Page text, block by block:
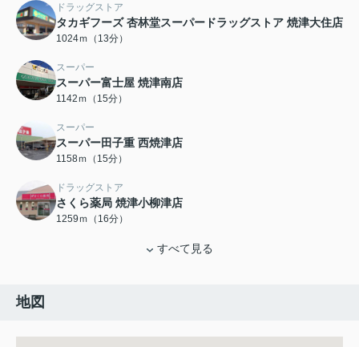
ドラッグストア
タカギフーズ 杏林堂スーパードラッグストア 焼津大住店
1024ｍ（13分）
スーパー
スーパー富士屋 焼津南店
1142ｍ（15分）
スーパー
スーパー田子重 西焼津店
1158ｍ（15分）
ドラッグストア
さくら薬局 焼津小柳津店
1259ｍ（16分）
すべて見る
地図